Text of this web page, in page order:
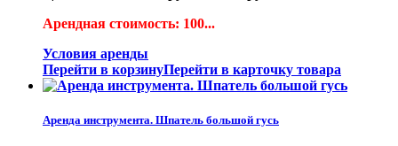
Арендная стоимость: 100...
Условия аренды
Перейти в корзинуПерейти в карточку товара
Аренда инструмента. Шпатель большой гусь